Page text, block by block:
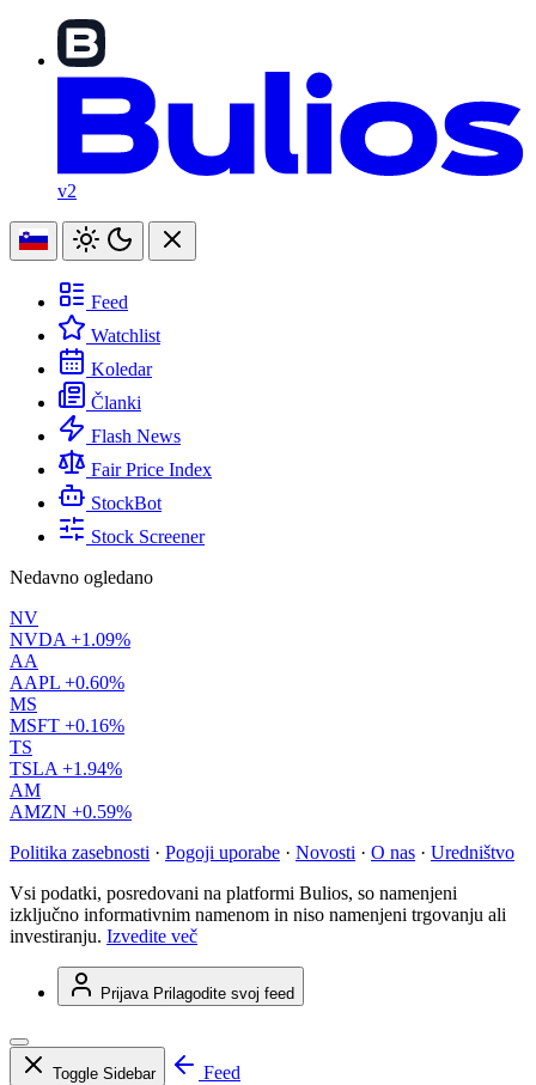
v2
Feed
Watchlist
Koledar
Članki
Flash News
Fair Price Index
StockBot
Stock Screener
Nedavno ogledano
NV
NVDA +1.09%
AA
AAPL +0.60%
MS
MSFT +0.16%
TS
TSLA +1.94%
AM
AMZN +0.59%
Politika zasebnosti · Pogoji uporabe · Novosti · O nas · Uredništvo
Vsi podatki, posredovani na platformi Bulios, so namenjeni
izključno informativnim namenom in niso namenjeni trgovanju ali
investiranju. Izvedite več
Prijava Prilagodite svoj feed
Toggle Sidebar
Feed